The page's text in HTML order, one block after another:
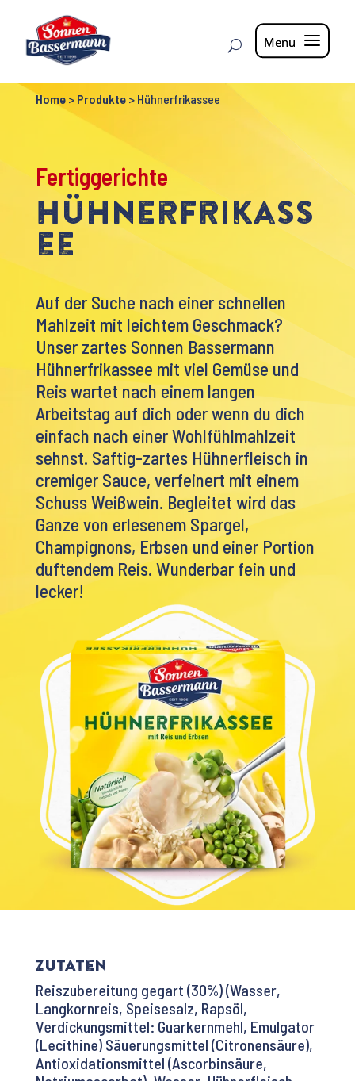
Home> Produkte> Hühnerfrikassee
Fertiggerichte
Hühnerfrikass
ee
Auf der Suche nach einer schnellen
Mahlzeit mit leichtem Geschmack?
Unser zartes Sonnen Bassermann
Hühnerfrikassee mit viel Gemüse und
Reis wartet nach einem langen
Arbeitstag auf dich oder wenn du dich
einfach nach einer Wohlfühlmahlzeit
sehnst. Saftig-zartes Hühnerfleisch in
cremiger Sauce, verfeinert mit einem
Schuss Weißwein. Begleitet wird das
Ganze von erlesenem Spargel,
Champignons, Erbsen und einer Portion
duftendem Reis. Wunderbar fein und
lecker!
Zutaten
Reiszubereitung gegart (30%) (Wasser,
Langkornreis, Speisesalz, Rapsöl,
Verdickungsmittel: Guarkernmehl, Emulgator
(Lecithine) Säuerungsmittel (Citronensäure),
Antioxidationsmittel (Ascorbinsäure,